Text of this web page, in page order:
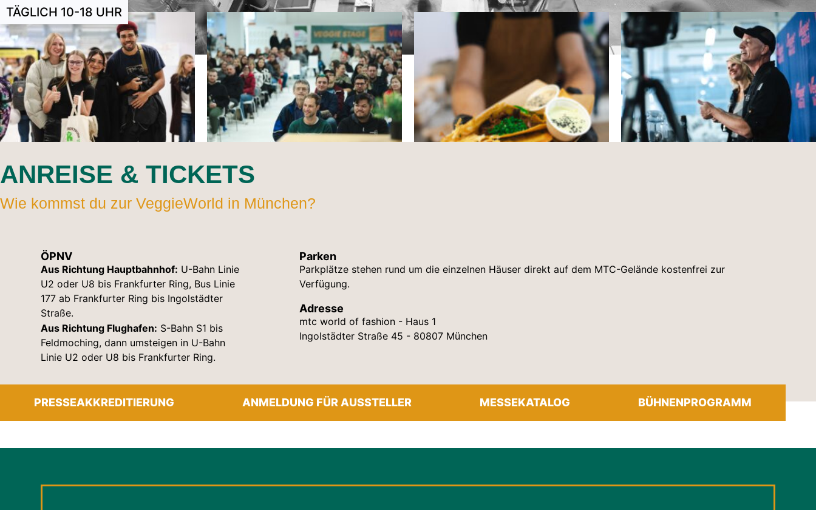
TÄGLICH 10-18 UHR
ANREISE & TICKETS
Wie kommst du zur VeggieWorld in München?
ÖPNV
Aus Richtung Hauptbahnhof: U-Bahn Linie
U2 oder U8 bis Frankfurter Ring, Bus Linie
177 ab Frankfurter Ring bis Ingolstädter
Straße.
Aus Richtung Flughafen: S-Bahn S1 bis
Feldmoching, dann umsteigen in U-Bahn
Linie U2 oder U8 bis Frankfurter Ring.
Parken
Parkplätze stehen rund um die einzelnen Häuser direkt auf dem MTC-Gelände kostenfrei zur
Verfügung.
Adresse
mtc world of fashion - Haus 1
Ingolstädter Straße 45 - 80807 München
PRESSEAKKREDITIERUNG ANMELDUNG FÜR AUSSTELLER MESSEKATALOG BÜHNENPROGRAMM